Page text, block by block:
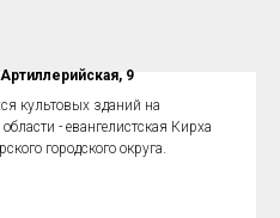
9
культовых зданий на
- евангелистская Кирха
городского округа.